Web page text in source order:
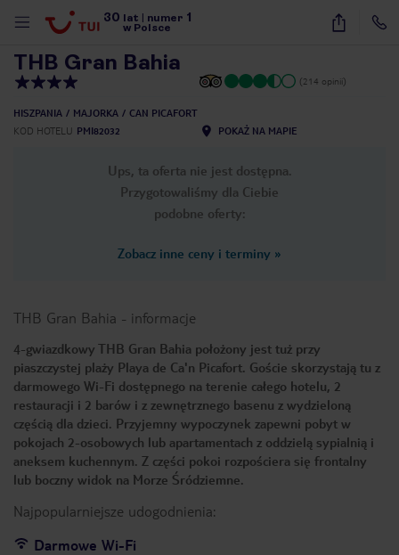
30 lat numer 1
w Polsce
28
THB Gran Bahia
(214 opinii)
HISZPANIA MAJORKA
CAN PICAFORT
KOD HOTELU PMI82032 POKAŻ NA MAPIE
Ups, ta oferta nie jest dostępna.
Przygotowaliśmy dla Ciebie
podobne oferty:
Zobacz inne ceny i terminy »
THB Gran Bahia - informacje
4-gwiazdkowy THB Gran Bahia położony jest tuż przy
piaszczystej plaży Playa de Ca'n Picafort. Goście skorzystają tu z
darmowego Wi-Fi dostępnego na terenie całego hotelu, 2
restauracji i 2 barów i z zewnętrznego basenu z wydzieloną
częścią dla dzieci. Przyjemny wypoczynek zapewni pobyt w
pokojach 2-osobowych lub apartamentach z oddzielą sypialnią i
aneksem kuchennym. Z części pokoi rozpościera się frontalny
lub boczny widok na Morze Śródziemne.
Najpopularniejsze udogodnienia:
Darmowe Wi-Fi